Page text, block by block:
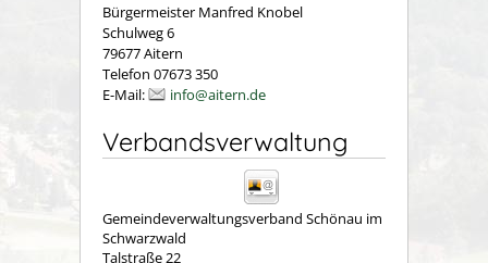
Bürgermeister Manfred Knobel
Schulweg 6
79677 Aitern
Telefon 07673 350
E-Mail:
info@aitern.de
Verbandsverwaltung
Gemeindeverwaltungsverband Schönau im
Schwarzwald
Talstraße 22